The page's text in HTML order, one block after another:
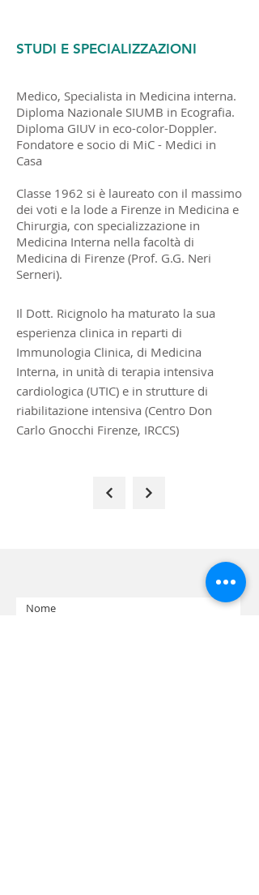
STUDI E SPECIALIZZAZIONI
Il Dott. Ricignolo ha maturato la sua
esperienza clinica in reparti di
Immunologia Clinica, di Medicina
Interna, in unità di terapia intensiva
cardiologica (UTIC) e in strutture di
riabilitazione intensiva (Centro Don
Carlo Gnocchi Firenze, IRCCS)
Medico, Specialista in Medicina interna.
Diploma Nazionale SIUMB in Ecografia.
Diploma GIUV in eco-color-Doppler.
Fondatore e socio di MiC - Medici in
Casa
Classe 1962 si è laureato con il massimo
dei voti e la lode a Firenze in Medicina e
Chirurgia, con specializzazione in
Medicina Interna nella facoltà di
Medicina di Firenze (Prof. G.G. Neri
Serneri).